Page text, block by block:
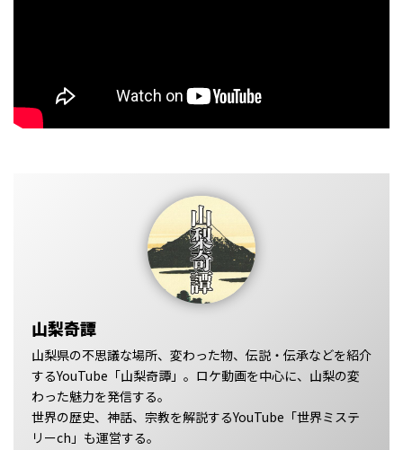
山梨奇譚
山梨県の不思議な場所、変わった物、伝説・伝承などを紹介
するYouTube「山梨奇譚」。ロケ動画を中心に、山梨の変
わった魅力を発信する。
世界の歴史、神話、宗教を解説するYouTube「世界ミステ
リーch」も運営する。